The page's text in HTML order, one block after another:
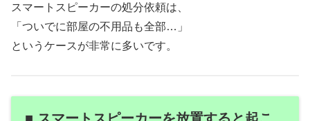
スマートスピーカーの処分依頼は、
「ついでに部屋の不用品も全部…」
というケースが非常に多いです。